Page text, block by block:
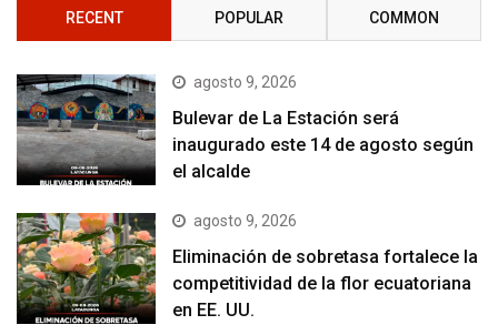
RECENT POPULAR COMMON
agosto 9, 2026
Bulevar de La Estación será
inaugurado este 14 de agosto según
el alcalde
agosto 9, 2026
Eliminación de sobretasa fortalece la
competitividad de la flor ecuatoriana
en EE. UU.